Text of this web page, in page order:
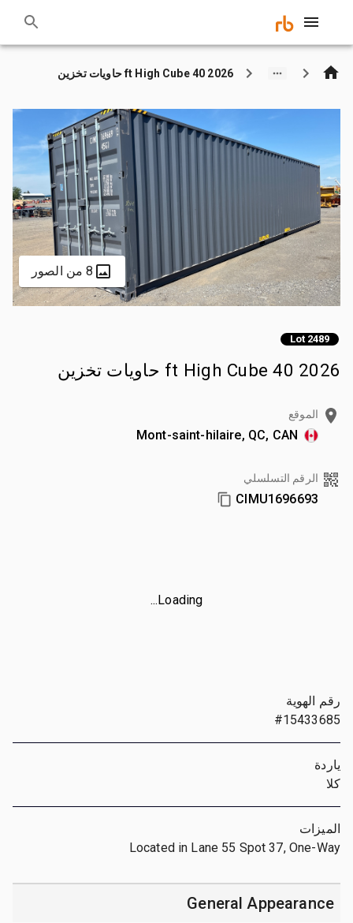
2026 40 ft High Cube حاويات تخزين
8 من الصور
Lot 2489
2026 40 ft High Cube حاويات تخزين
الموقع
Mont-saint-hilaire, QC, CAN
الرقم التسلسلي
CIMU1696693
Loading...
رقم الهوية
#15433685
ياردة
كلا
الميزات
Located in Lane 55 Spot 37, One-Way
General Appearance